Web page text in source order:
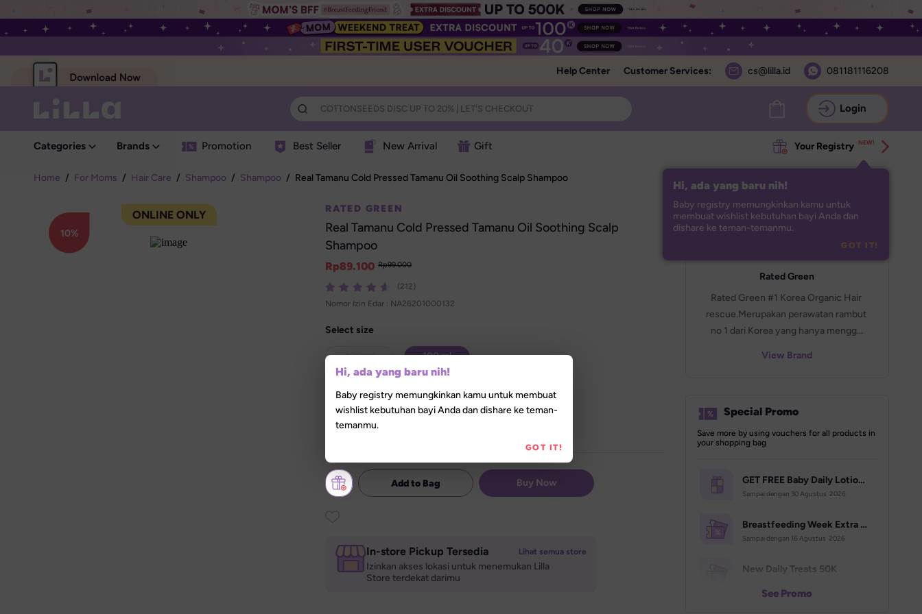
Help Center Customer Services: cs@lilla.id 081181116208
Login
Categories Brands Promotion Best Seller New Arrival Gift Your Registry NEW!
Hi, ada yang baru nih!
Baby registry memungkinkan kamu untuk
membuat wishlist kebutuhan bayi Anda dan
dishare ke teman-temanmu.
GOT IT!
Home / For Moms / Hair Care / Shampoo / Shampoo / Real Tamanu Cold Pressed Tamanu Oil Soothing Scalp Shampoo
ONLINE ONLY
10%
RATED GREEN
Real Tamanu Cold Pressed Tamanu Oil Soothing Scalp
Shampoo
Rp89.100 Rp99.000
(212)
Nomor Izin Edar : NA26201000132
Select size
400 ml 100 ml
Set Quantity
Add to Bag Buy Now
In-store Pickup Tersedia Lihat semua store
Izinkan akses lokasi untuk menemukan Lilla
Store terdekat darimu
Rated Green
Rated Green #1 Korea Organic Hair
rescue.Merupakan perawatan rambut
no 1 dari Korea yang hanya mengg...
View Brand
Special Promo
Save more by using vouchers for all products in
your shopping bag
GET FREE Baby Daily Lotion 400ml | Campaign Aug
Sampai dengan 30 Agustus  2026
Breastfeeding Week Extra Voucher (70K)
Sampai dengan 16 Agustus  2026
New Daily Treats 50K
See Promo
Hi, ada yang baru nih!
Baby registry memungkinkan kamu untuk membuat
wishlist kebutuhan bayi Anda dan dishare ke teman-
temanmu.
GOT IT!